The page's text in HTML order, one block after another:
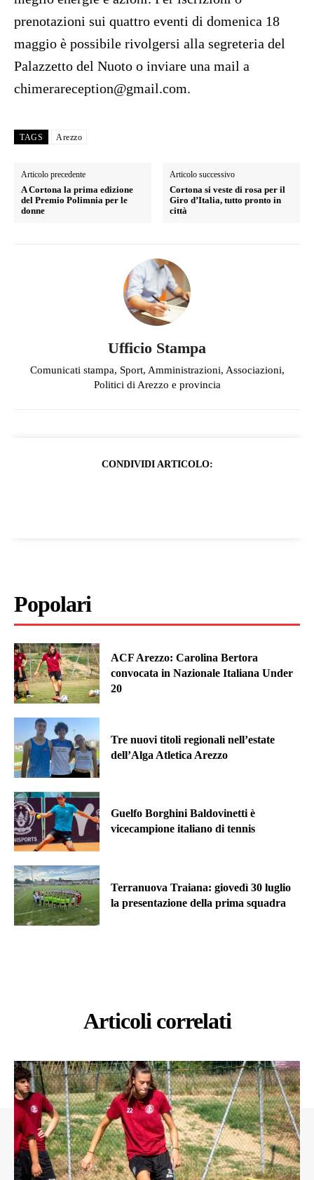
prenotazioni sui quattro eventi di domenica 18
maggio è possibile rivolgersi alla segreteria del
Palazzetto del Nuoto o inviare una mail a
chimerareception@gmail.com.
TAGS Arezzo
Articolo precedente
A Cortona la prima edizione
del Premio Polimnia per le
donne
Articolo successivo
Cortona si veste di rosa per il
Giro d’Italia, tutto pronto in
città
Ufficio Stampa
Comunicati stampa, Sport, Amministrazioni, Associazioni,
Politici di Arezzo e provincia
CONDIVIDI ARTICOLO:
Popolari
ACF Arezzo: Carolina Bertora
convocata in Nazionale Italiana Under
20
Tre nuovi titoli regionali nell’estate
dell’Alga Atletica Arezzo
Guelfo Borghini Baldovinetti è
vicecampione italiano di tennis
Terranuova Traiana: giovedì 30 luglio
la presentazione della prima squadra
Articoli correlati